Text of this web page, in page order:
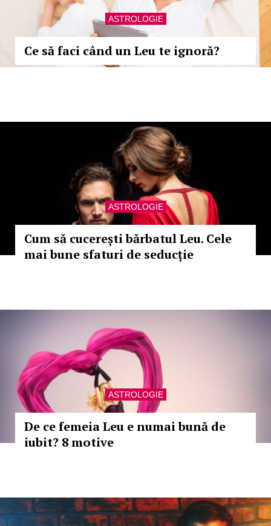
ASTROLOGIE
Ce să faci când un Leu te ignoră?
ASTROLOGIE
Cum să cucerești bărbatul Leu. Cele
mai bune sfaturi de seducție
ASTROLOGIE
De ce femeia Leu e numai bună de
iubit? 8 motive